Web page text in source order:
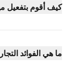
كيف أقوم بتفعيل
ما هي الفوائد